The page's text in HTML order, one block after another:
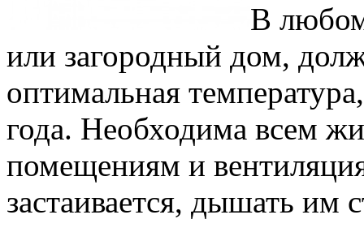
В
или загородный дом,
оптимальная
года. Необходима всем
помещениям и
застаивается, дышать им